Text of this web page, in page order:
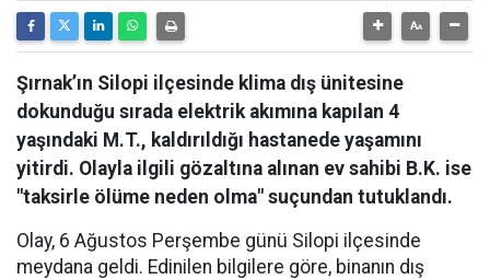
Şırnak’ın Silopi ilçesinde klima dış ünitesine
dokunduğu sırada elektrik akımına kapılan 4
yaşındaki M.T., kaldırıldığı hastanede yaşamını
yitirdi. Olayla ilgili gözaltına alınan ev sahibi B.K. ise
"taksirle ölüme neden olma" suçundan tutuklandı.
Olay, 6 Ağustos Perşembe günü Silopi ilçesinde
meydana geldi. Edinilen bilgilere göre, binanın dış